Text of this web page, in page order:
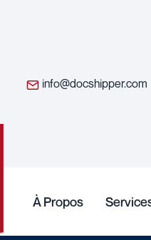
info@docshipper.com
À Propos